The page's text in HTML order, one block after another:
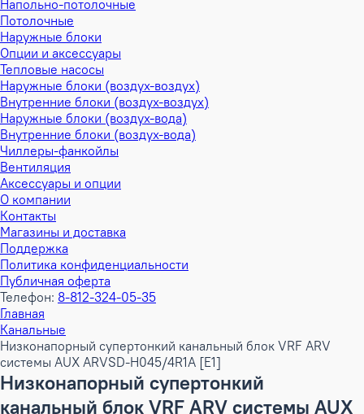
Напольно-потолочные
Потолочные
Наружные блоки
Опции и аксессуары
Тепловые насосы
Наружные блоки (воздух-воздух)
Внутренние блоки (воздух-воздух)
Наружные блоки (воздух-вода)
Внутренние блоки (воздух-вода)
Чиллеры-фанкойлы
Вентиляция
Аксессуары и опции
О компании
Контакты
Магазины и доставка
Поддержка
Политика конфиденциальности
Публичная оферта
Телефон: 8-812-324-05-35
Главная
Канальные
Низконапорный супертонкий канальный блок VRF ARV
системы AUX ARVSD-H045/4R1A [E1]
Низконапорный супертонкий
канальный блок VRF ARV системы AUX